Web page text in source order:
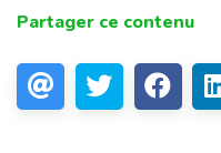
Partager ce contenu